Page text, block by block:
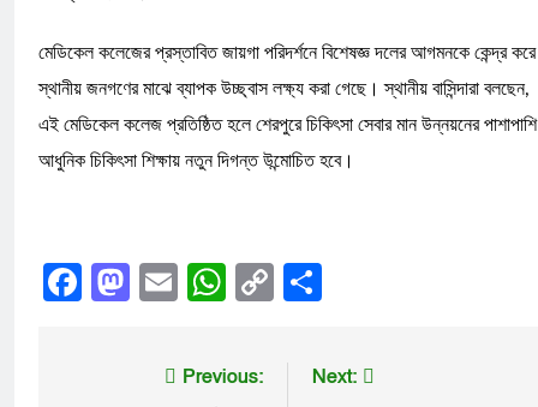
​মেডিকেল কলেজের প্রস্তাবিত জায়গা পরিদর্শনে বিশেষজ্ঞ দলের আগমনকে কেন্দ্র করে
স্থানীয় জনগণের মাঝে ব্যাপক উচ্ছ্বাস লক্ষ্য করা গেছে। স্থানীয় বাসিন্দারা বলছেন,
এই মেডিকেল কলেজ প্রতিষ্ঠিত হলে শেরপুরে চিকিৎসা সেবার মান উন্নয়নের পাশাপাশি
আধুনিক চিকিৎসা শিক্ষায় নতুন দিগন্ত উন্মোচিত হবে।
Facebook
Mastodon
EmailWhatsApp
Copy
Previous:
Next: